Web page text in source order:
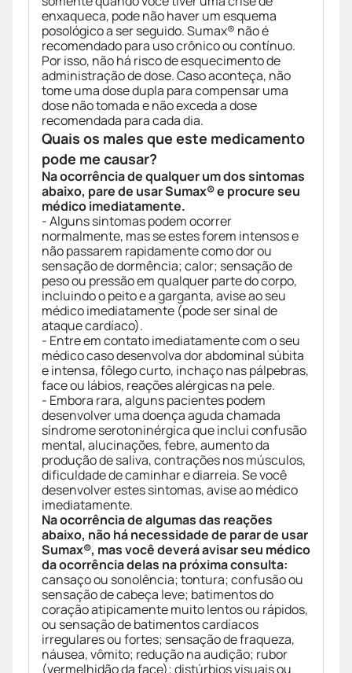
enxaqueca, pode não haver um esquema
posológico a ser seguido. Sumax® não é
recomendado para uso crônico ou contínuo.
Por isso, não há risco de esquecimento de
administração de dose. Caso aconteça, não
tome uma dose dupla para compensar uma
dose não tomada e não exceda a dose
recomendada para cada dia.
Quais os males que este medicamento
pode me causar?
Na ocorrência de qualquer um dos sintomas
abaixo, pare de usar Sumax® e procure seu
médico imediatamente.
- Alguns sintomas podem ocorrer
normalmente, mas se estes forem intensos e
não passarem rapidamente como dor ou
sensação de dormência; calor; sensação de
peso ou pressão em qualquer parte do corpo,
incluindo o peito e a garganta, avise ao seu
médico imediatamente (pode ser sinal de
ataque cardíaco).
- Entre em contato imediatamente com o seu
médico caso desenvolva dor abdominal súbita
e intensa, fôlego curto, inchaço nas pálpebras,
face ou lábios, reações alérgicas na pele.
- Embora rara, alguns pacientes podem
desenvolver uma doença aguda chamada
síndrome serotoninérgica que inclui confusão
mental, alucinações, febre, aumento da
produção de saliva, contrações nos músculos,
dificuldade de caminhar e diarreia. Se você
desenvolver estes sintomas, avise ao médico
imediatamente.
Na ocorrência de algumas das reações
abaixo, não há necessidade de parar de usar
Sumax®, mas você deverá avisar seu médico
da ocorrência delas na próxima consulta:
cansaço ou sonolência; tontura; confusão ou
sensação de cabeça leve; batimentos do
coração atipicamente muito lentos ou rápidos,
ou sensação de batimentos cardíacos
irregulares ou fortes; sensação de fraqueza,
náusea, vômito; redução na audição; rubor
(vermelhidão da face); distúrbios visuais ou